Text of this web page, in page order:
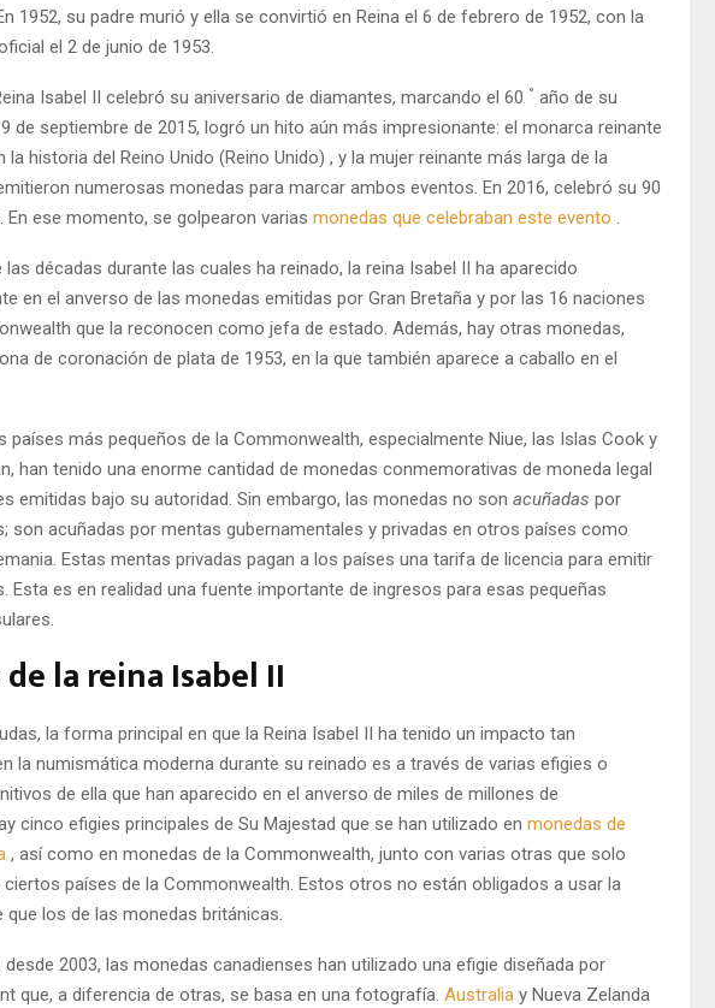
1952, su padre murió y ella se convirtió en Reina el 6 de febrero de 1952, con la
el 2 de junio de 1953.
Isabel II celebró su aniversario de diamantes, marcando el 60 ° año de su
de septiembre de 2015, logró un hito aún más impresionante: el monarca reinante
la historia del Reino Unido (Reino Unido) , y la mujer reinante más larga de la
numerosas monedas para marcar ambos eventos. En 2016, celebró su 90
En ese momento, se golpearon varias monedas que celebraban este evento .
las décadas durante las cuales ha reinado, la reina Isabel II ha aparecido
en el anverso de las monedas emitidas por Gran Bretaña y por las 16 naciones
que la reconocen como jefa de estado. Además, hay otras monedas,
de coronación de plata de 1953, en la que también aparece a caballo en el
países más pequeños de la Commonwealth, especialmente Niue, las Islas Cook y
han tenido una enorme cantidad de monedas conmemorativas de moneda legal
emitidas bajo su autoridad. Sin embargo, las monedas no son acuñadas por
son acuñadas por mentas gubernamentales y privadas en otros países como
Estas mentas privadas pagan a los países una tarifa de licencia para emitir
Esta es en realidad una fuente importante de ingresos para esas pequeñas
la reina Isabel II
la forma principal en que la Reina Isabel II ha tenido un impacto tan
la numismática moderna durante su reinado es a través de varias efigies o
de ella que han aparecido en el anverso de miles de millones de
cinco efigies principales de Su Majestad que se han utilizado en monedas de
, así como en monedas de la Commonwealth, junto con varias otras que solo
ciertos países de la Commonwealth. Estos otros no están obligados a usar la
que los de las monedas británicas.
desde 2003, las monedas canadienses han utilizado una efigie diseñada por
que, a diferencia de otras, se basa en una fotografía. Australia y Nueva Zelanda